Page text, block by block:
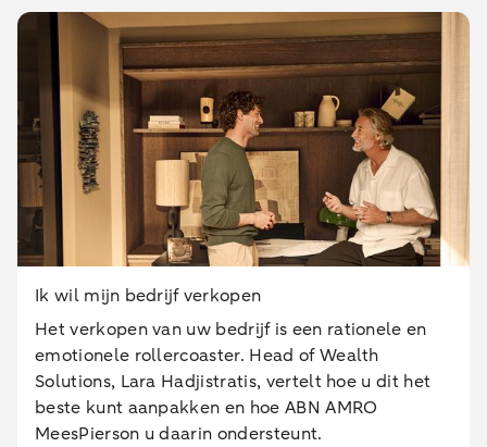
Ik wil mijn bedrijf verkopen
Het verkopen van uw bedrijf is een rationele en
emotionele rollercoaster. Head of Wealth
Solutions, Lara Hadjistratis, vertelt hoe u dit het
beste kunt aanpakken en hoe ABN AMRO
MeesPierson u daarin ondersteunt.